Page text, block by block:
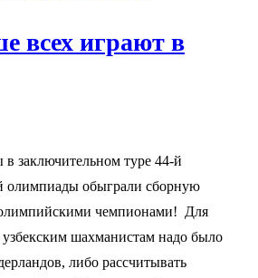
всех играют в
заключительном туре 44-й
олимпиады обыграли сборную
чемпионами! Для
шахманистам надо было
либо рассчитывать